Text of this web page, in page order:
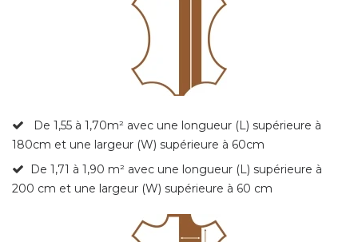
De 1,55 à 1,70m² avec une longueur (L) supérieure à
180cm et une largeur (W) supérieure à 60cm
De 1,71 à 1,90 m² avec une longueur (L) supérieure à
200 cm et une largeur (W) supérieure à 60 cm